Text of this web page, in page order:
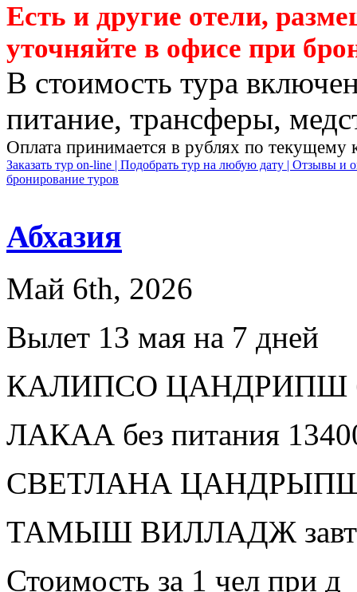
Есть и другие отели,
уточняйте в офисе при
В стоимость тура
питание, трансферы,
Оплата принимается в рублях по текущему
Заказать тур on-line | Подобрать тур на любую дату | Отзывы и
бронирование туров
Абхазия
Май 6th, 2026
Вылет 13 мая на 7 дней
КАЛИПСО ЦАНДРИПШ
ЛАКАА без питания
СВЕТЛАНА ЦАНДРЫПШ
ТАМЫШ ВИЛЛАДЖ
Стоимость за 1 чел при д